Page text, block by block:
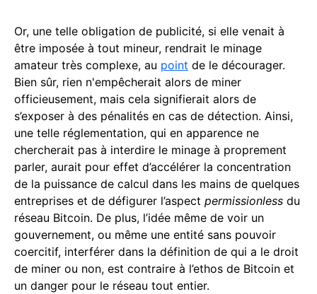
Or, une telle obligation de publicité, si elle venait à
être imposée à tout mineur, rendrait le minage
amateur très complexe, au point de le décourager.
Bien sûr, rien n'empêcherait alors de miner
officieusement, mais cela signifierait alors de
s’exposer à des pénalités en cas de détection. Ainsi,
une telle réglementation, qui en apparence ne
chercherait pas à interdire le minage à proprement
parler, aurait pour effet d’accélérer la concentration
de la puissance de calcul dans les mains de quelques
entreprises et de défigurer l’aspect permissionless du
réseau Bitcoin. De plus, l’idée même de voir un
gouvernement, ou même une entité sans pouvoir
coercitif, interférer dans la définition de qui a le droit
de miner ou non, est contraire à l’ethos de Bitcoin et
un danger pour le réseau tout entier.